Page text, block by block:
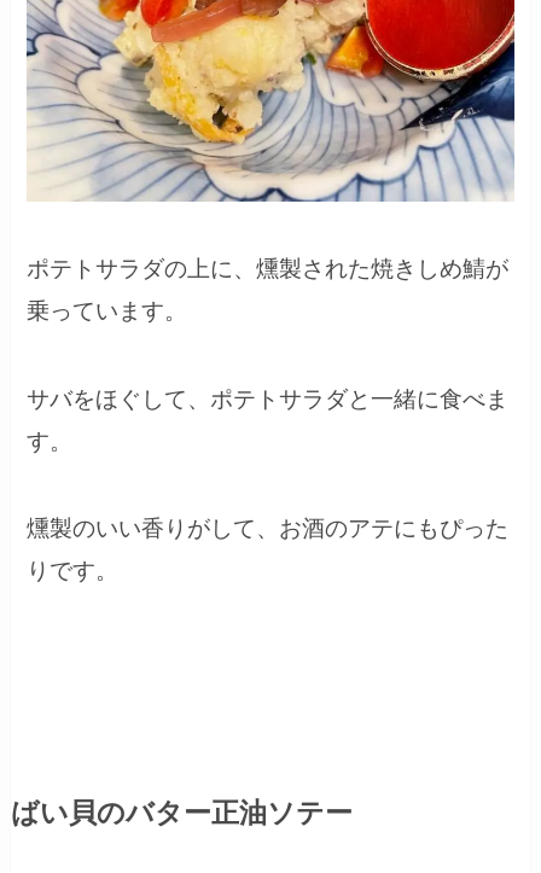
ポテトサラダの上に、燻製された焼きしめ鯖が
乗っています。
サバをほぐして、ポテトサラダと一緒に食べま
す。
燻製のいい香りがして、お酒のアテにもぴった
りです。
ばい貝のバター正油ソテー